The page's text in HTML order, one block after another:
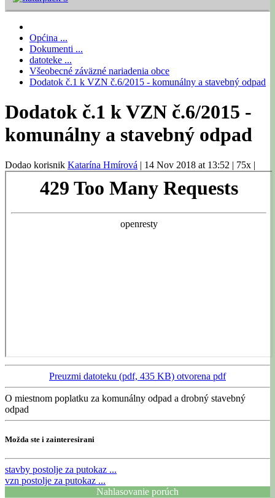
Općina ...
Dokumenti ...
datoteke ...
Všeobecné záväzné nariadenia obce
Dodatok č.1 k VZN č.6/2015 - komunálny a stavebný odpad
Dodatok č.1 k VZN č.6/2015 -
komunálny a stavebný odpad
Dodao korisnik Katarína Hmírová | 14 Nov 2018 at 13:52 | 75x |
Preuzmi datoteku (pdf, 435 KB) otvorena pdf
O miestnom poplatku za komunálny odpad a drobný stavebný
odpad
Možda ste i zainteresirani
stavby postolje za putokaz ...
vzn postolje za putokaz ...
Nahlasovanie porúch